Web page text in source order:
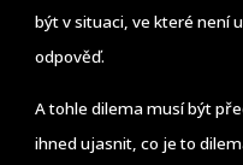
být v situaci, ve které není
odpověď.
A tohle dilema musí být
ihned ujasnit, co je to